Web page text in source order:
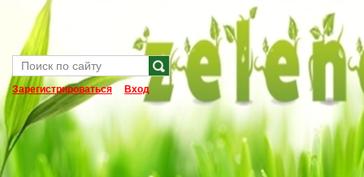
Зарегистрироваться Вход